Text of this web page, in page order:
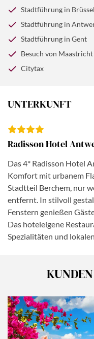
Stadtführung in Brüssel
Stadtführung in
Stadtführung in Gent
Besuch von Maastricht
Citytax
UNTERKUNFT
Radisson Hotel
Das 4* Radisson Hotel
Komfort mit urbanem
Stadtteil Berchem, nur
entfernt. In stilvoll
Fenstern genießen
Das hoteleigene
Spezialitäten und